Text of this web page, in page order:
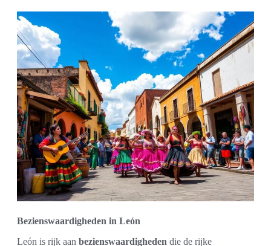
Bezienswaardigheden in León
León is rijk aan bezienswaardigheden die de rijke